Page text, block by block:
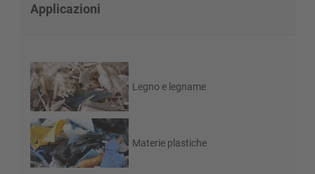
Applicazioni
Legno e legname
Materie plastiche